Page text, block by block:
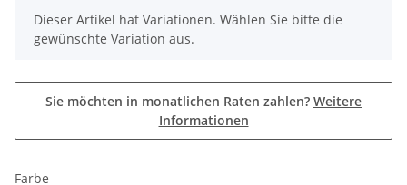
x
Dieser Artikel hat Variationen. Wählen Sie bitte die
gewünschte Variation aus.
Sie möchten in monatlichen Raten zahlen? Weitere
Informationen
Farbe